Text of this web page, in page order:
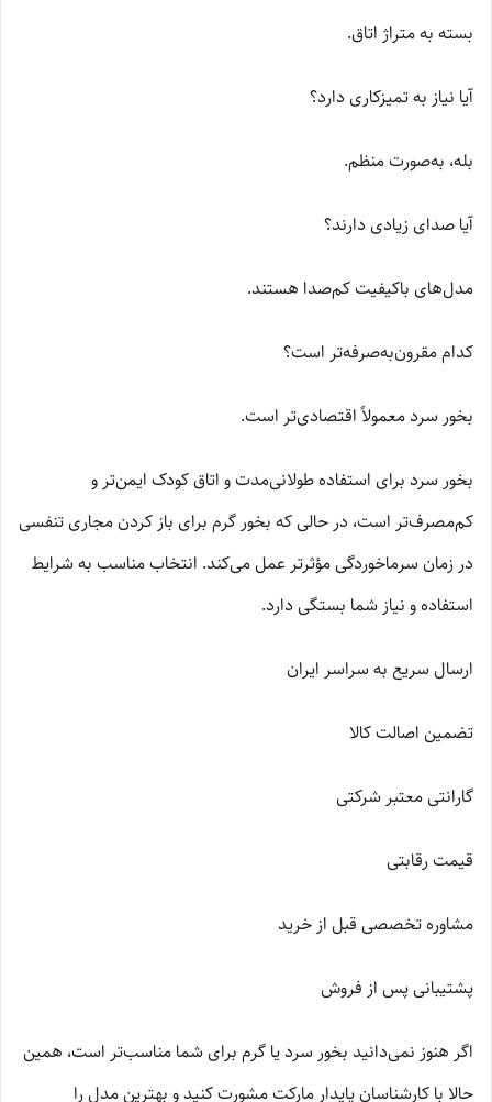
بسته به متراژ اتاق.
آیا نیاز به تمیزکاری دارد؟
بله، به‌صورت منظم.
آیا صدای زیادی دارند؟
مدل‌های باکیفیت کم‌صدا هستند.
کدام مقرون‌به‌صرفه‌تر است؟
بخور سرد معمولاً اقتصادی‌تر است.
بخور سرد برای استفاده طولانی‌مدت و اتاق کودک ایمن‌تر و
کم‌مصرف‌تر است، در حالی که بخور گرم برای باز کردن مجاری تنفسی
در زمان سرماخوردگی مؤثرتر عمل می‌کند. انتخاب مناسب به شرایط
استفاده و نیاز شما بستگی دارد.
ارسال سریع به سراسر ایران
تضمین اصالت کالا
گارانتی معتبر شرکتی
قیمت رقابتی
مشاوره تخصصی قبل از خرید
پشتیبانی پس از فروش
اگر هنوز نمی‌دانید بخور سرد یا گرم برای شما مناسب‌تر است، همین
حالا با کارشناسان پایدار مارکت مشورت کنید و بهترین مدل را